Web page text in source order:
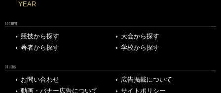
YEAR
ARCHIVE
競技から探す
大会から探す
著者から探す
学校から探す
OTHERS
お問い合わせ
広告掲載について
動画・バナー広告について
サイトポリシー